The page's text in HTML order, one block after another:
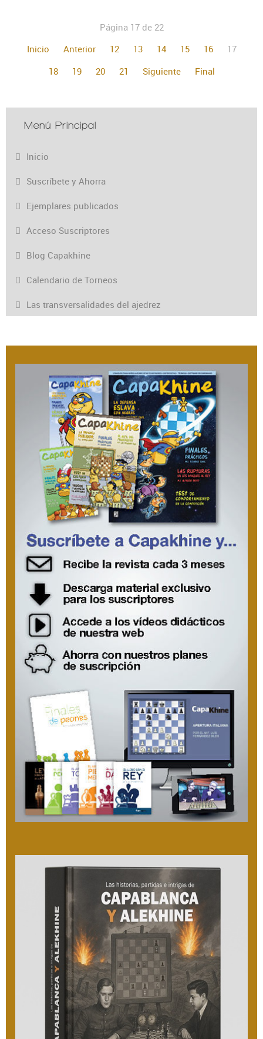
Página 17 de 22
Inicio
Anterior 12 13 14 15 16
17
18
19 20 21 Siguiente Final
Menú Principal
Inicio
Suscríbete y Ahorra
Ejemplares publicados
Acceso Suscriptores
Blog Capakhine
Calendario de Torneos
Las transversalidades del ajedrez